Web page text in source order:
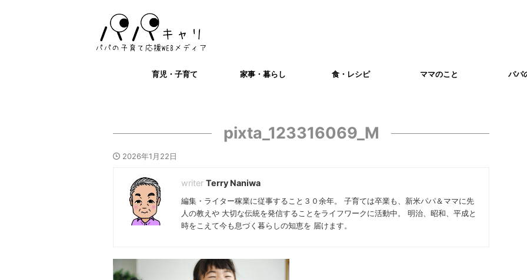
育児・子育て 家事・暮らし 食・レシピ ママのこと パパ
pixta_123316069_M
2026年1月22日
Terry Naniwa
編集・ライター稼業に従事すること３０余年。 子育ては卒業も、新米パパ＆ママに先
人の教えや 大切な伝統を発信することをライフワークに活動中。 明治、昭和、平成と
時をこえて今も息づく暮らしの知恵を 届けます。